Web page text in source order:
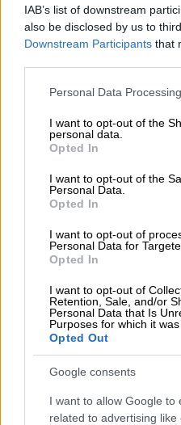
IAB’s list of downstream
also be disclosed by us to
Downstream Participants that
Please note that this website/
not limited to your visit or
grant or deny consent to
use your data for below
consent section.
Personal Data
I want to opt-out of the
personal data.
Opted In
I want to opt-out of the
Personal Data.
Opted In
I want to opt-out of
Personal Data for
Opted In
I want to opt-out of
Retention, Sale, and/or
Personal Data that Is
Purposes for which it was
Opted Out
Google consents
I want to allow Google to
related to advertising
Φέτος, πολλοί
τις διακοπές τους
εορτών
30.11.2023 07:30
CNN: Οι 15 καλύτεροι
τον κόσμο